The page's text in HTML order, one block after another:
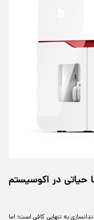
حیاتی در اکوسیستم
به تنهایی کافی است؛ اما